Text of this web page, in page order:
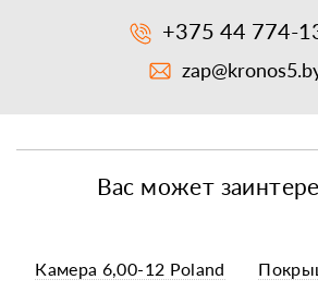
+375 44 774-
Вас может
Камера 6,00-12 Poland